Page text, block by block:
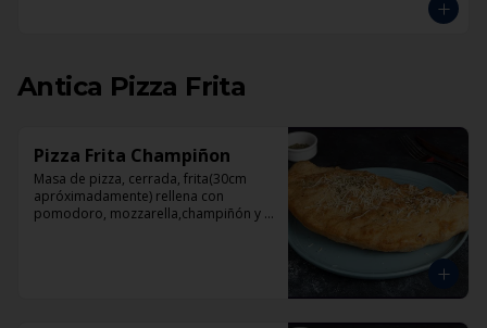
Antica Pizza Frita
Pizza Frita Champiñon
Masa de pizza, cerrada, frita(30cm
apróximadamente) rellena con
pomodoro, mozzarella,champiñón y